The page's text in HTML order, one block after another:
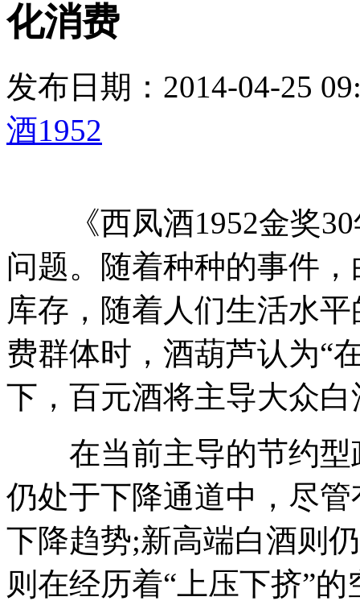
化消费
发布日期：2014-04-25
酒1952
《西凤酒1952金奖30
问题。随着种种的事件
库存，随着人们生活水
费群体时，酒葫芦认为“
下，百元酒将主导大众
在当前主导的节约型
仍处于下降通道中，尽
下降趋势;新高端白酒则
则在经历着“上压下挤”